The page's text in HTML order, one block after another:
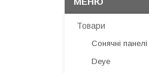
Товари
Сонячні панелі
Deye